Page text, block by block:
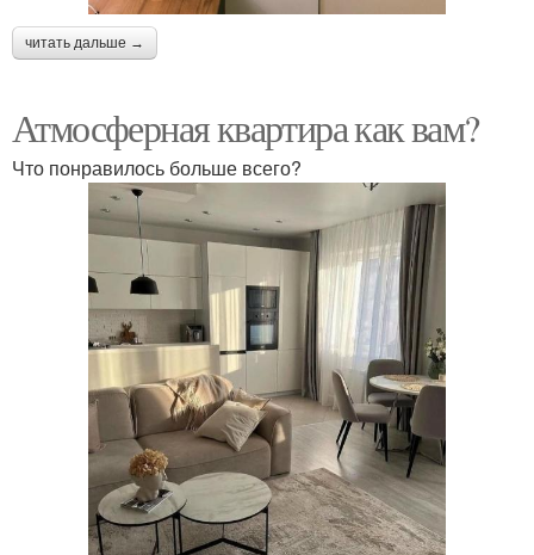
читать дальше →
Атмосферная квартира как вам?
Что понравилось больше всего?